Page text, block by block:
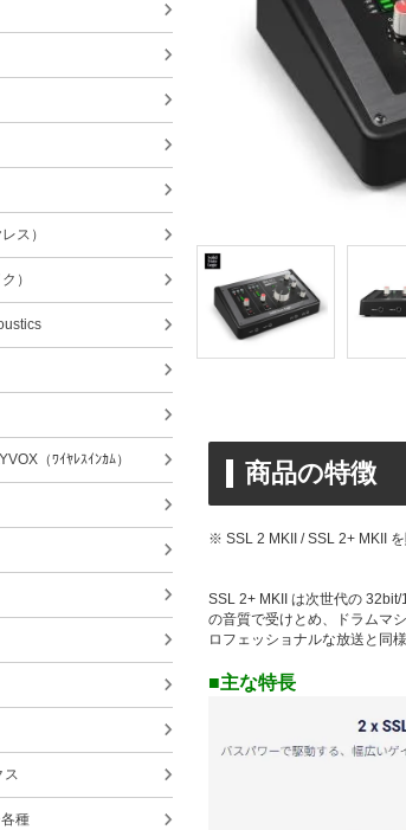
商品の特徴
※ SSL 2 MKII / SSL 2+ MKII を
SSL 2+ MKII は次世代の
の音質で受けとめ、ドラムマ
ロフェッショナルな放送と同
■主な特長
ス）
）
（ﾜｲﾔﾚｽｲﾝｶﾑ）
ス
種